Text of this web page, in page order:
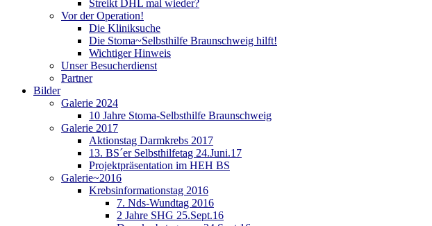
Streikt DHL mal wieder?
Vor der Operation!
Die Kliniksuche
Die Stoma~Selbsthilfe Braunschweig hilft!
Wichtiger Hinweis
Unser Besucherdienst
Partner
Bilder
Galerie 2024
10 Jahre Stoma-Selbsthilfe Braunschweig
Galerie 2017
Aktionstag Darmkrebs 2017
13. BS´er Selbsthilfetag 24.Juni.17
Projektpräsentation im HEH BS
Galerie~2016
Krebsinformationstag 2016
7. Nds-Wundtag 2016
2 Jahre SHG 25.Sept.16